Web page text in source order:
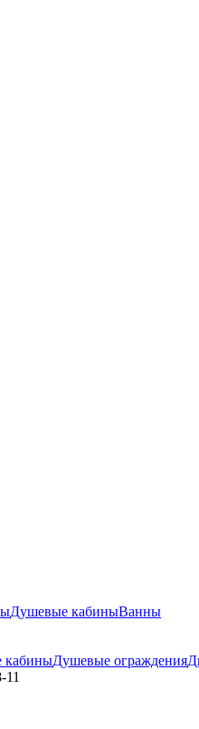
Душевые кабиныВанны
кабиныДушевые ограждения
11